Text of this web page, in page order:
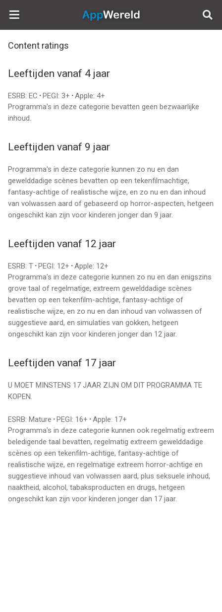
AppWereld
Content ratings
Leeftijden vanaf 4 jaar
ESRB: EC ·PEGI: 3+ ·Apple: 4+
Programma's in deze categorie bevatten geen bezwaarlijke
inhoud.
Leeftijden vanaf 9 jaar
Programma's in deze categorie kunnen zo nu en dan
gewelddadige scènes bevatten op een tekenfilmachtige,
fantasy-achtige of realistische wijze, en zo nu en dan inhoud
van volwassen aard of gebaseerd op horror-aspecten, hetgeen
ongeschikt kan zijn voor kinderen jonger dan 9 jaar.
Leeftijden vanaf 12 jaar
ESRB: T ·PEGI: 12+ ·Apple: 12+
Programma's in deze categorie kunnen zo nu en dan enigszins
grove taal of regelmatige, extreem gewelddadige scènes
bevatten op een tekenfilm-achtige, fantasy-achtige of
realistische wijze, en zo nu en dan inhoud van volwassen of
suggestieve aard, en simulaties van gokken, hetgeen
ongeschikt kan zijn voor kinderen jonger dan 12 jaar.
Leeftijden vanaf 17 jaar
U MOET MINSTENS 17 JAAR ZIJN OM DIT PROGRAMMA TE
KOPEN.
ESRB: Mature ·PEGI: 16+ ·Apple: 17+
Programma's in deze categorie kunnen ook regelmatig extreem
beledigende taal bevatten, regelmatig extreem gewelddadige
scènes op een tekenfilm-achtige, fantasy-achtige of
realistische wijze, en regelmatige extreem horror-achtige en
suggestieve inhoud van volwassen aard, plus seksuele inhoud,
naaktheid, alcohol, tabaksproducten en drugs, hetgeen
ongeschikt kan zijn voor kinderen jonger dan 17 jaar.